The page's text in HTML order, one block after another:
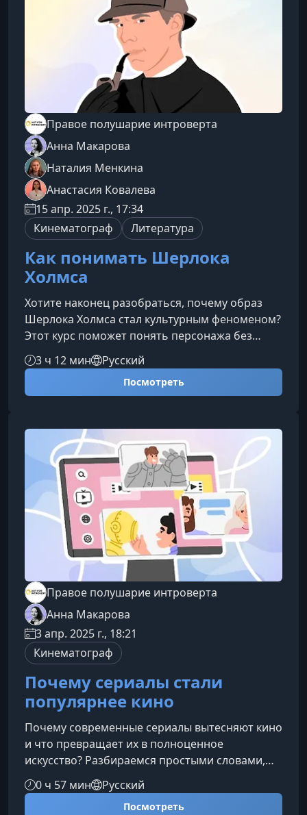
Правое полушарие интроверта
Анна Макарова
Наталия Менкина
Анастасия Ковалева
15 апр. 2025 г., 17:34
Кинематограф
Литература
Как понимать Шерлока
Холмса
Хотите наконец разобраться, почему образ
Шерлока Холмса стал культурным феноменом?
Этот курс поможет понять персонажа без
фанатских споров и бесконечных теорий —
только факты, контекст и логика, благодаря
которым Холмс стал иконой детективного
жанра.Что вы узнаете на курсеКурс раскрывает
расследования до отношений с Ватсоном и
взглядов на жизнь викторианского Лондона.
Как мыслит Шерлок Холмс и почем
3 ч 12 мин Русский
Посмотреть
Правое полушарие интроверта
Анна Макарова
3 апр. 2025 г., 18:21
Кинематограф
Почему сериалы стали
популярнее кино
Почему современные сериалы вытесняют кино
и что превращает их в полноценное
искусство? Разбираемся простыми словами,
без скучных лекций и громоздкой
критики.Почему сериалы завоевали массовую
аудиториюЗа последние годы сериалы прошли
0 ч 57 мин Русский
Посмотреть